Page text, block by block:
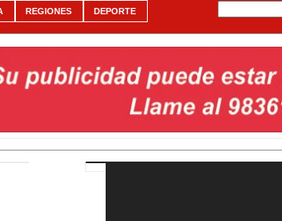
REGIONES
DEPORTE